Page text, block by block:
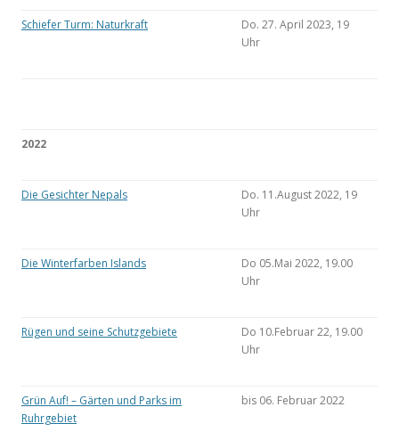
Schiefer Turm: Naturkraft
Do. 27. April 2023, 19
Uhr
2022
Die Gesichter Nepals
Do. 11.August 2022, 19
Uhr
Die Winterfarben Islands
Do 05.Mai 2022, 19.00
Uhr
Rügen und seine Schutzgebiete
Do 10.Februar 22, 19.00
Uhr
Grün Auf! – Gärten und Parks im
Ruhrgebiet
bis 06. Februar 2022